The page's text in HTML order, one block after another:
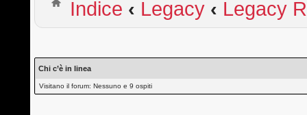
Indice ‹ Legacy ‹ Legacy
Chi c’è in linea
Visitano il forum: Nessuno e 9 ospiti